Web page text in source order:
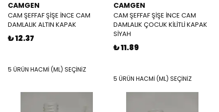
CAMGEN
CAM ŞEFFAF ŞİŞE İNCE CAM
DAMLALIK ALTIN KAPAK
₺ 12.37
5 ÜRÜN HACMİ (ML) SEÇİNİZ
CAMGEN
CAM ŞEFFAF ŞİŞE İNCE CAM
DAMLALIK ÇOCUK KİLİTLİ KAPAK
SİYAH
₺ 11.89
5 ÜRÜN HACMİ (ML) SEÇİNİZ